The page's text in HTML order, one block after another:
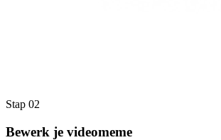
Stap 02
Bewerk je videomeme